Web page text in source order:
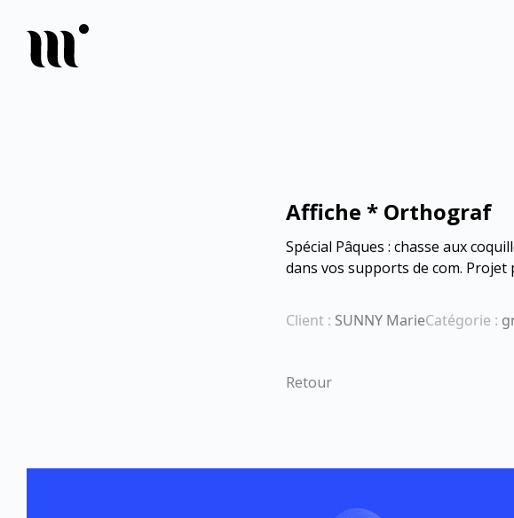
Affiche * Orthograf
Spécial Pâques : chasse aux
dans vos supports de com.
Client : SUNNY MarieCatégorie :
Retour